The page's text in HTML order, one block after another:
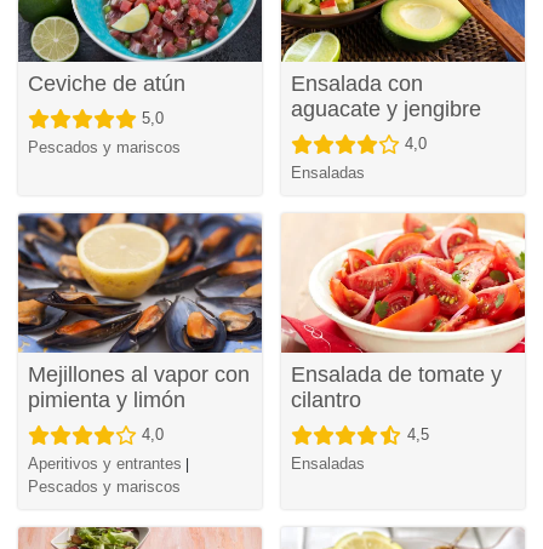
Ceviche de atún
5,0
Pescados y mariscos
Ensalada con
aguacate y jengibre
4,0
Ensaladas
Mejillones al vapor con
pimienta y limón
4,0
Aperitivos y entrantes
Pescados y mariscos
Ensalada de tomate y
cilantro
4,5
Ensaladas